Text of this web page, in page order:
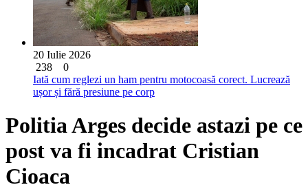
20 Iulie 2026
238
0
Iată cum reglezi un ham pentru motocoasă corect. Lucrează
ușor și fără presiune pe corp
Politia Arges decide astazi pe ce
post va fi incadrat Cristian
Cioaca